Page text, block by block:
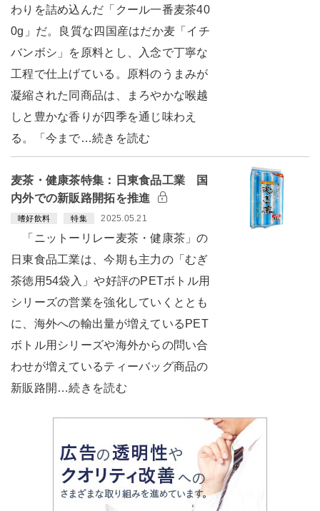
わりを詰め込んだ「クール一番麦茶40
0g」だ。良質な四国産はだか麦「イチ
バンボシ」を原料とし、入念で丁寧な
工程で仕上げている。原料のうまみが
凝縮された同商品は、まろやかな喉越
しと豊かな香りが四季を通じ味わえ
る。「今まで…続きを読む
麦茶・健康茶特集：日東食品工業 国
内外での新販路開拓を推進
嗜好飲料 特集 2025.05.21
「ニットーリレー麦茶・健康茶」の
日東食品工業は、今期も主力の「むぎ
茶徳用54袋入」や好評のPETボトル用
シリーズの営業を強化していくととも
に、海外への輸出量が増えているPET
ボトル用シリーズや海外からの問い合
わせが増えているティーバッグ商品の
新販路開…続きを読む